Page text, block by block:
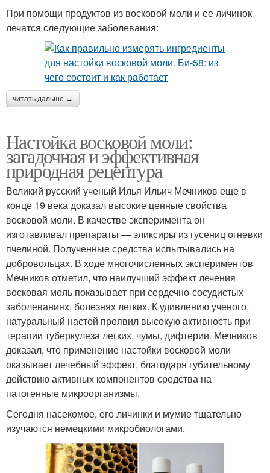
При помощи продуктов из восковой моли и ее личинок
лечатся следующие заболевания:
читать дальше →
Настойка восковой моли:
загадочная и эффективная
природная рецептура
Великий русский ученый Илья Ильич Мечников еще в
конце 19 века доказал высокие ценные свойства
восковой моли. В качестве эксперимента он
изготавливал препараты — эликсиры из гусениц огневки
пчелиной. Полученные средства испытывались на
добровольцах. В ходе многочисленных экспериментов
Мечников отметил, что наилучший эффект лечения
восковая моль показывает при сердечно-сосудистых
заболеваниях, болезнях легких. К удивлению ученого,
натуральный настой проявил высокую активность при
терапии туберкулеза легких, чумы, дифтерии. Мечников
доказал, что применение настойки восковой моли
оказывает лечебный эффект, благодаря губительному
действию активных компонентов средства на
патогенные микроорганизмы.
Сегодня насекомое, его личинки и мумие тщательно
изучаются немецкими микробиологами.